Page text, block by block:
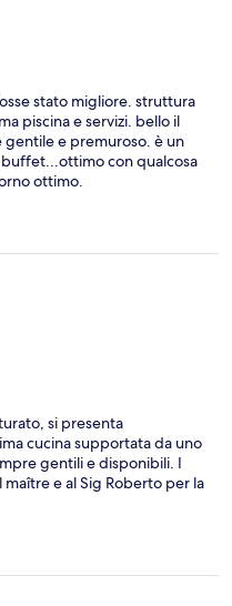
stato migliore. struttura
piscina e servizi. bello il
e premuroso. è un
con qualcosa
ottimo.
si presenta
cucina supportata da uno
gentili e disponibili. I
e al Sig Roberto per la